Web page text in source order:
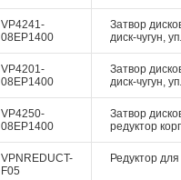
VP4241-
08EP1400
Затвор
диск-чугун,
VP4201-
08EP1400
Затвор
диск-чугун,
VP4250-
08EP1400
Затвор
редуктор
VPNREDUCT-
F05
Редуктор